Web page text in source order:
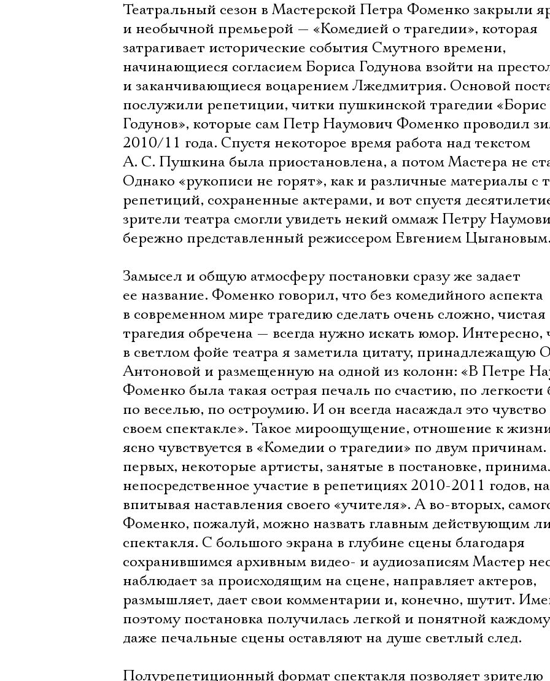
Театральный сезон в Мастерской Петра Фоменко закрыли
и необычной премьерой — «Комедией о трагедии», которая
затрагивает исторические события Смутного времени,
начинающиеся согласием Бориса Годунова взойти на
и заканчивающиеся воцарением Лжедмитрия. Основой
послужили репетиции, читки пушкинской трагедии «Борис
Годунов», которые сам Петр Наумович Фоменко проводил
2010/11 года. Спустя некоторое время работа над текстом
А. С. Пушкина была приостановлена, а потом Мастера не
Однако «рукописи не горят», как и различные материалы с
репетиций, сохраненные актерами, и вот спустя
зрители театра смогли увидеть некий оммаж Петру
бережно представленный режиссером Евгением Цыгановым.
Замысел и общую атмосферу постановки сразу же задает
ее название. Фоменко говорил, что без комедийного аспекта
в современном мире трагедию сделать очень сложно, чистая
трагедия обречена — всегда нужно искать юмор. Интересно,
в светлом фойе театра я заметила цитату, принадлежащую
Антоновой и размещенную на одной из колонн: «В Петре
Фоменко была такая острая печаль по счастию, по легкости
по веселью, по остроумию. И он всегда насаждал это
своем спектакле». Такое мироощущение, отношение к
ясно чувствуется в «Комедии о трагедии» по двум
первых, некоторые артисты, занятые в постановке,
непосредственное участие в репетициях 2010-2011 годов,
впитывая наставления своего «учителя». А во-вторых,
Фоменко, пожалуй, можно назвать главным действующим
спектакля. С большого экрана в глубине сцены благодаря
сохранившимся архивным видео- и аудиозаписям Мастер
наблюдает за происходящим на сцене, направляет актеров,
размышляет, дает свои комментарии и, конечно, шутит.
поэтому постановка получилась легкой и понятной
даже печальные сцены оставляют на душе светлый след.
Полурепетиционный формат спектакля позволяет зрителю